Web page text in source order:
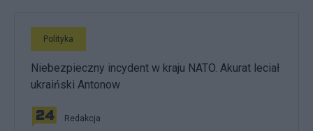
Polityka
Niebezpieczny incydent w kraju NATO. Akurat leciał
ukraiński Antonow
Redakcja